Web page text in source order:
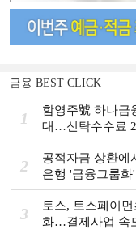
금융 BEST CLICK
1
함영주號 하나금
대…신탁수수료
비즈니스 돋보기]
2
공적자금 상환
은행 '금융그룹
그룹의 꿈①]
3
토스, 토스페이먼
화…결제사업 속